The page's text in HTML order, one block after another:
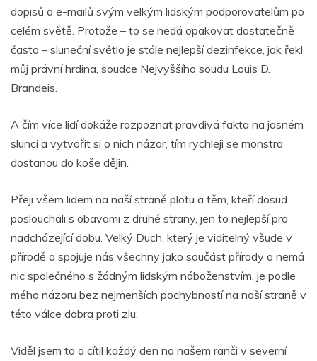
dopisů a e-mailů svým velkým lidským podporovatelům po
celém světě. Protože – to se nedá opakovat dostatečně
často – sluneční světlo je stále nejlepší dezinfekce, jak řekl
můj právní hrdina, soudce Nejvyššího soudu Louis D.
Brandeis.
A čím více lidí dokáže rozpoznat pravdivá fakta na jasném
slunci a vytvořit si o nich názor, tím rychleji se monstra
dostanou do koše dějin.
Přeji všem lidem na naší straně plotu a těm, kteří dosud
poslouchali s obavami z druhé strany, jen to nejlepší pro
nadcházející dobu. Velký Duch, který je viditelný všude v
přírodě a spojuje nás všechny jako součást přírody a nemá
nic společného s žádným lidským náboženstvím, je podle
mého názoru bez nejmenších pochybností na naší straně v
této válce dobra proti zlu.
Viděl jsem to a cítil každý den na našem ranči v severní